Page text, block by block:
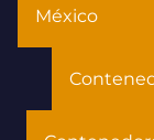
México